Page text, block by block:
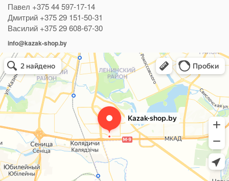
Павел +375 44 597-17-14
Дмитрий +375 29 151-50-31
Василий +375 29 608-67-30
info@kazak-shop.by